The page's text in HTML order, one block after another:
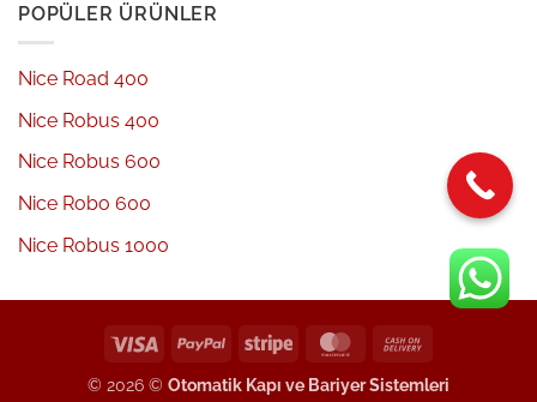
POPÜLER ÜRÜNLER
Nice Road 400
Nice Robus 400
Nice Robus 600
Nice Robo 600
Nice Robus 1000
Visa PayPal Stripe MasterCard
Delivery
© 2026 © Otomatik Kapı ve Bariyer Sistemleri